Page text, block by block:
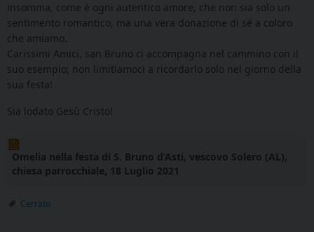
insomma, come è ogni autentico amore, che non sia solo un
sentimento romantico, ma una vera donazione di sé a coloro
che amiamo.
Carissimi Amici, san Bruno ci accompagna nel cammino con il
suo esempio; non limitiamoci a ricordarlo solo nel giorno della
sua festa!
Sia lodato Gesù Cristo!
Omelia nella festa di S. Bruno d’Asti, vescovo Solero (AL),
chiesa parrocchiale, 18 Luglio 2021
Cerrato